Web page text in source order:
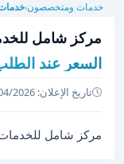
خدمات ومتخصصون›
مركز شامل
السعر عند
تاريخ الإعلان: 25/04/2026
مركز شامل للخدمات